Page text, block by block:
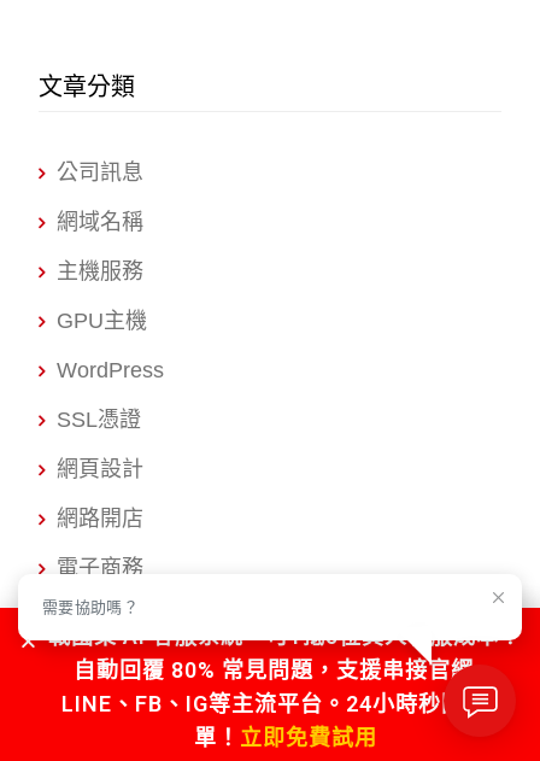
文章分類
公司訊息
網域名稱
主機服務
GPU主機
WordPress
SSL憑證
網頁設計
網路開店
電子商務
APP開發
網路行銷
經銷專區
戰國策 AI 客服系統，可1抵5位真人客服成本！
自動回覆 80% 常見問題，支援串接官網、
LINE、FB、IG等主流平台。24小時秒回不漏
單！ 立即免費試用
需要協助嗎？